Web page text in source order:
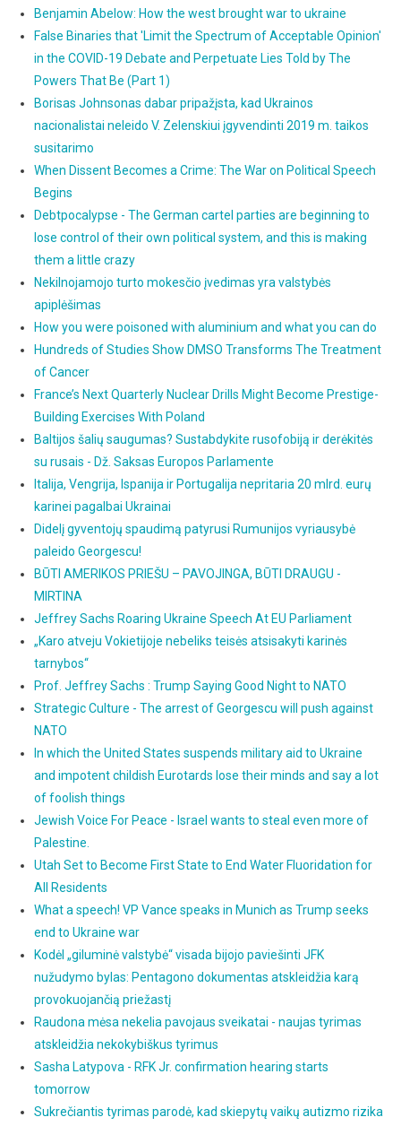
Benjamin Abelow: How the west brought war to ukraine
False Binaries that 'Limit the Spectrum of Acceptable Opinion'
in the COVID-19 Debate and Perpetuate Lies Told by The
Powers That Be (Part 1)
Borisas Johnsonas dabar pripažįsta, kad Ukrainos
nacionalistai neleido V. Zelenskiui įgyvendinti 2019 m. taikos
susitarimo
When Dissent Becomes a Crime: The War on Political Speech
Begins
Debtpocalypse - The German cartel parties are beginning to
lose control of their own political system, and this is making
them a little crazy
Nekilnojamojo turto mokesčio įvedimas yra valstybės
apiplėšimas
How you were poisoned with aluminium and what you can do
Hundreds of Studies Show DMSO Transforms The Treatment
of Cancer
France’s Next Quarterly Nuclear Drills Might Become Prestige-
Building Exercises With Poland
Baltijos šalių saugumas? Sustabdykite rusofobiją ir derėkitės
su rusais - Dž. Saksas Europos Parlamente
Italija, Vengrija, Ispanija ir Portugalija nepritaria 20 mlrd. eurų
karinei pagalbai Ukrainai
Didelį gyventojų spaudimą patyrusi Rumunijos vyriausybė
paleido Georgescu!
BŪTI AMERIKOS PRIEŠU – PAVOJINGA, BŪTI DRAUGU -
MIRTINA
Jeffrey Sachs Roaring Ukraine Speech At EU Parliament
„Karo atveju Vokietijoje nebeliks teisės atsisakyti karinės
tarnybos“
Prof. Jeffrey Sachs : Trump Saying Good Night to NATO
Strategic Culture - The arrest of Georgescu will push against
NATO
In which the United States suspends military aid to Ukraine
and impotent childish Eurotards lose their minds and say a lot
of foolish things
Jewish Voice For Peace - Israel wants to steal even more of
Palestine.
Utah Set to Become First State to End Water Fluoridation for
All Residents
What a speech! VP Vance speaks in Munich as Trump seeks
end to Ukraine war
Kodėl „giluminė valstybė“ visada bijojo paviešinti JFK
nužudymo bylas: Pentagono dokumentas atskleidžia karą
provokuojančią priežastį
Raudona mėsa nekelia pavojaus sveikatai - naujas tyrimas
atskleidžia nekokybiškus tyrimus
Sasha Latypova - RFK Jr. confirmation hearing starts
tomorrow
Sukrečiantis tyrimas parodė, kad skiepytų vaikų autizmo rizika